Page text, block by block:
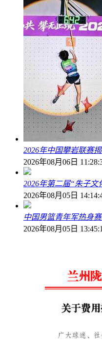
2026年中国攀岩联赛
2026年08月06日
2026年第二届“朱子
2026年08月05日
中国男篮青年军热身
2026年08月05日